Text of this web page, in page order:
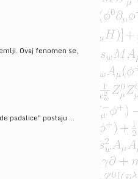
Ovaj fenomen se,
padalice" postaju ...